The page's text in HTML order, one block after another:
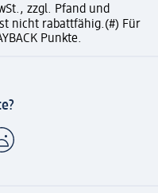
zzgl. Pfand und
nicht rabattfähig.(#) Für
Punkte.